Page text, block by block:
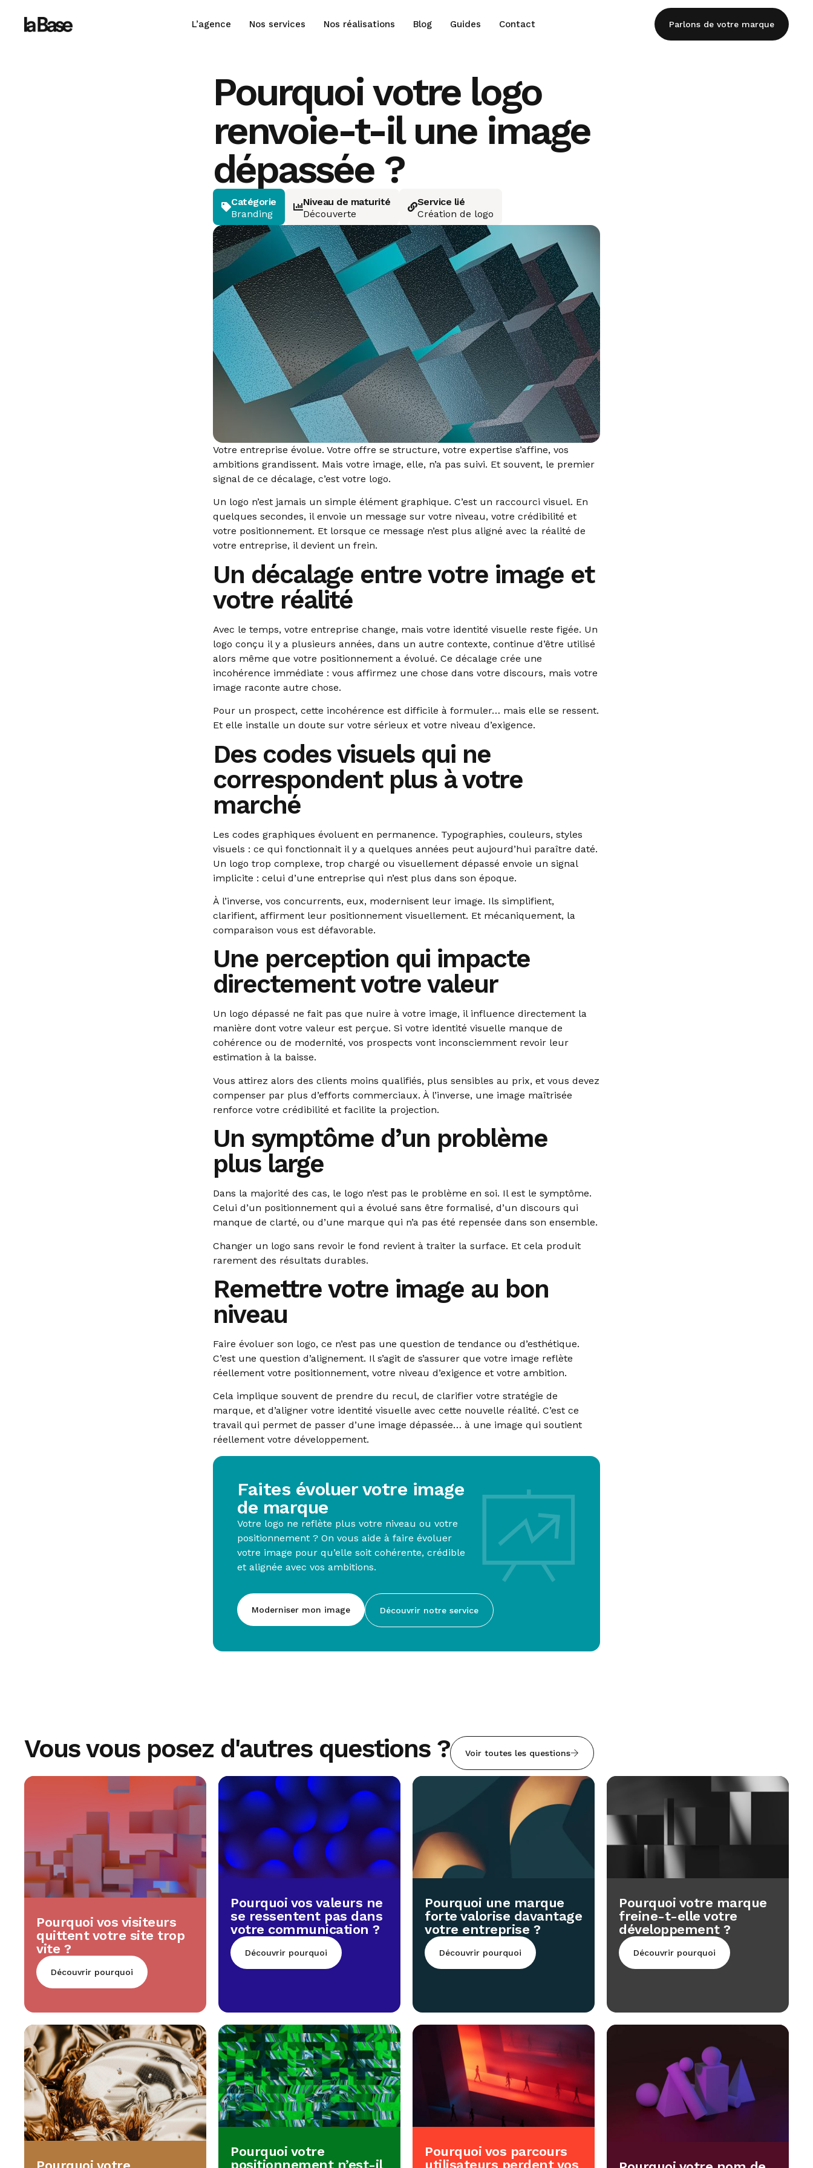
L’agence Nos services Nos réalisations Blog Guides Contact Parlons de votre marque
Pourquoi votre logo
renvoie-t-il une image
dépassée ?
Catégorie
Branding
Niveau de maturité
Découverte
Service lié
Création de logo
Votre entreprise évolue. Votre offre se structure, votre expertise s’affine, vos
ambitions grandissent. Mais votre image, elle, n’a pas suivi. Et souvent, le premier
signal de ce décalage, c’est votre logo.
Un logo n’est jamais un simple élément graphique. C’est un raccourci visuel. En
quelques secondes, il envoie un message sur votre niveau, votre crédibilité et
votre positionnement. Et lorsque ce message n’est plus aligné avec la réalité de
votre entreprise, il devient un frein.
Un décalage entre votre image et
votre réalité
Avec le temps, votre entreprise change, mais votre identité visuelle reste figée. Un
logo conçu il y a plusieurs années, dans un autre contexte, continue d’être utilisé
alors même que votre positionnement a évolué. Ce décalage crée une
incohérence immédiate : vous affirmez une chose dans votre discours, mais votre
image raconte autre chose.
Pour un prospect, cette incohérence est difficile à formuler… mais elle se ressent.
Et elle installe un doute sur votre sérieux et votre niveau d’exigence.
Des codes visuels qui ne
correspondent plus à votre
marché
Les codes graphiques évoluent en permanence. Typographies, couleurs, styles
visuels : ce qui fonctionnait il y a quelques années peut aujourd’hui paraître daté.
Un logo trop complexe, trop chargé ou visuellement dépassé envoie un signal
implicite : celui d’une entreprise qui n’est plus dans son époque.
À l’inverse, vos concurrents, eux, modernisent leur image. Ils simplifient,
clarifient, affirment leur positionnement visuellement. Et mécaniquement, la
comparaison vous est défavorable.
Une perception qui impacte
directement votre valeur
Un logo dépassé ne fait pas que nuire à votre image, il influence directement la
manière dont votre valeur est perçue. Si votre identité visuelle manque de
cohérence ou de modernité, vos prospects vont inconsciemment revoir leur
estimation à la baisse.
Vous attirez alors des clients moins qualifiés, plus sensibles au prix, et vous devez
compenser par plus d’efforts commerciaux. À l’inverse, une image maîtrisée
renforce votre crédibilité et facilite la projection.
Un symptôme d’un problème
plus large
Dans la majorité des cas, le logo n’est pas le problème en soi. Il est le symptôme.
Celui d’un positionnement qui a évolué sans être formalisé, d’un discours qui
manque de clarté, ou d’une marque qui n’a pas été repensée dans son ensemble.
Changer un logo sans revoir le fond revient à traiter la surface. Et cela produit
rarement des résultats durables.
Remettre votre image au bon
niveau
Faire évoluer son logo, ce n’est pas une question de tendance ou d’esthétique.
C’est une question d’alignement. Il s’agit de s’assurer que votre image reflète
réellement votre positionnement, votre niveau d’exigence et votre ambition.
Cela implique souvent de prendre du recul, de clarifier votre stratégie de
marque, et d’aligner votre identité visuelle avec cette nouvelle réalité. C’est ce
travail qui permet de passer d’une image dépassée… à une image qui soutient
réellement votre développement.
Faites évoluer votre image
de marque
Votre logo ne reflète plus votre niveau ou votre
positionnement ? On vous aide à faire évoluer
votre image pour qu’elle soit cohérente, crédible
et alignée avec vos ambitions.
Moderniser mon image Découvrir notre service
Vous vous posez d'autres questions ? Voir toutes les questions
Pourquoi vos visiteurs
quittent votre site trop
vite ?
Découvrir pourquoi
Pourquoi vos valeurs ne
se ressentent pas dans
votre communication ?
Découvrir pourquoi
Pourquoi une marque
forte valorise davantage
votre entreprise ?
Découvrir pourquoi
Pourquoi votre marque
freine-t-elle votre
développement ?
Découvrir pourquoi
Pourquoi votre
positionnement n’est-il
Pourquoi vos parcours
utilisateurs perdent vos